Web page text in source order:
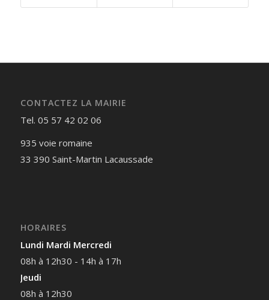
CONTACTEZ LA MAIRIE
Tel. 05 57 42 02 06
935 voie romaine
33 390 Saint-Martin Lacaussade
HORAIRES
Lundi Mardi Mercredi
08h à 12h30 - 14h à 17h
Jeudi
08h à 12h30